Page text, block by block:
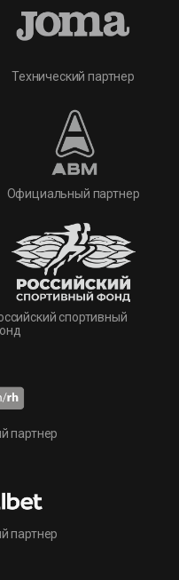
Технический партнер
Официальный партнер
спортивный
партнер
партнер